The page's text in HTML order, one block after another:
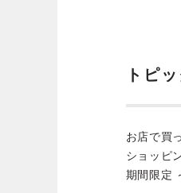
トピ
お店で買
ショッピ
期間限定